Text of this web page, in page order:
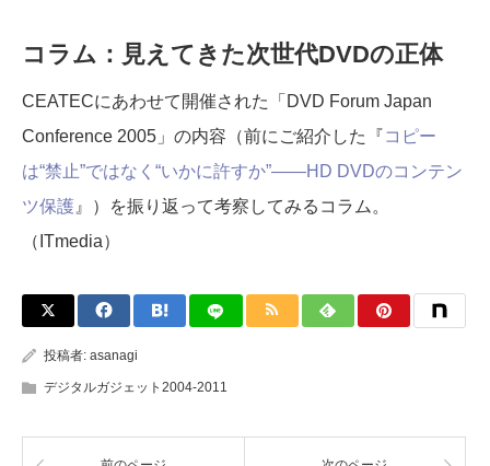
コラム：見えてきた次世代DVDの正体
CEATECにあわせて開催された「DVD Forum Japan
Conference 2005」の内容（前にご紹介した『コピー
は“禁止”ではなく“いかに許すか”――HD DVDのコンテン
ツ保護 』）を振り返って考察してみるコラム。
（ITmedia）
投稿者: asanagi
デジタルガジェット2004-2011